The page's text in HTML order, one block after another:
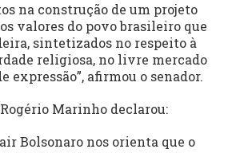
na construção de um projeto
valores do povo brasileiro que
sintetizados no respeito à
religiosa, no livre mercado
expressão”, afirmou o senador.
Marinho declarou:
Bolsonaro nos orienta que o